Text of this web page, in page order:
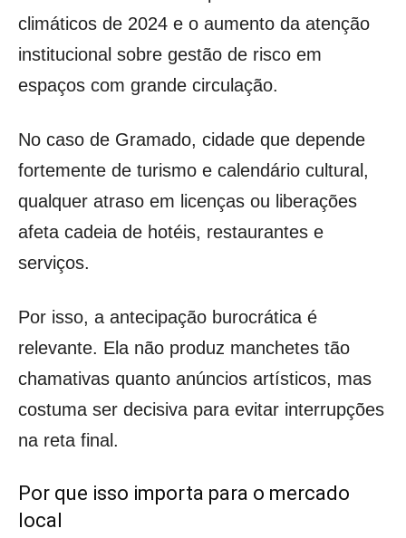
climáticos de 2024 e o aumento da atenção
institucional sobre gestão de risco em
espaços com grande circulação.
No caso de Gramado, cidade que depende
fortemente de turismo e calendário cultural,
qualquer atraso em licenças ou liberações
afeta cadeia de hotéis, restaurantes e
serviços.
Por isso, a antecipação burocrática é
relevante. Ela não produz manchetes tão
chamativas quanto anúncios artísticos, mas
costuma ser decisiva para evitar interrupções
na reta final.
Por que isso importa para o mercado
local